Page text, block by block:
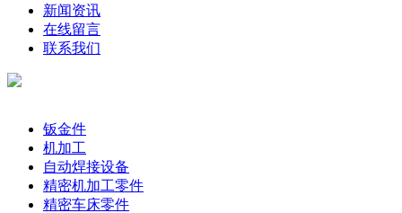
新闻资讯
在线留言
联系我们
钣金件
机加工
自动焊接设备
精密机加工零件
精密车床零件